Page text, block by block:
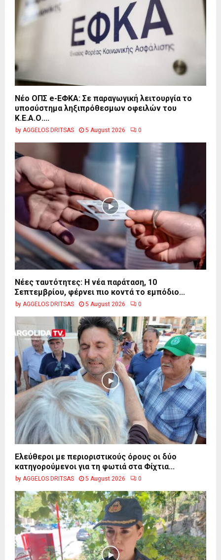
Νέο ΟΠΣ e-ΕΦΚΑ: Σε παραγωγική λειτουργία το
υποσύστημα ληξιπρόθεσμων οφειλών του
Κ.Ε.Α.Ο....
by AGGELOS DRITSAS 5 August 2026 0
Νέες ταυτότητες: Η νέα παράταση, 10
Σεπτεμβρίου, φέρνει πιο κοντά το εμπόδιο...
by AGGELOS DRITSAS 5 August 2026 0
Ελεύθεροι με περιοριστικούς όρους οι δύο
κατηγορούμενοι για τη φωτιά στα Φίχτια...
by AGGELOS DRITSAS 5 August 2026 0